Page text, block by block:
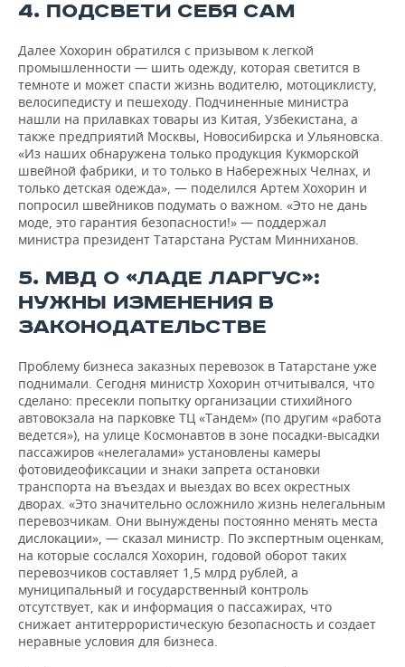
4. ПОДСВЕТИ СЕБЯ САМ
Далее Хохорин обратился с призывом к легкой
промышленности — шить одежду, которая светится в
темноте и может спасти жизнь водителю, мотоциклисту,
велосипедисту и пешеходу. Подчиненные министра
нашли на прилавках товары из Китая, Узбекистана, а
также предприятий Москвы, Новосибирска и Ульяновска.
«Из наших обнаружена только продукция Кукморской
швейной фабрики, и то только в Набережных Челнах, и
только детская одежда», — поделился Артем Хохорин и
попросил швейников подумать о важном. «Это не дань
моде, это гарантия безопасности!» — поддержал
министра президент Татарстана Рустам Минниханов.
5. МВД О «ЛАДЕ ЛАРГУС»:
НУЖНЫ ИЗМЕНЕНИЯ В
ЗАКОНОДАТЕЛЬСТВЕ
Проблему бизнеса заказных перевозок в Татарстане уже
поднимали. Сегодня министр Хохорин отчитывался, что
сделано: пресекли попытку организации стихийного
автовокзала на парковке ТЦ «Тандем» (по другим «работа
ведется»), на улице Космонавтов в зоне посадки-высадки
пассажиров «нелегалами» установлены камеры
фотовидеофиксации и знаки запрета остановки
транспорта на въездах и выездах во всех окрестных
дворах. «Это значительно осложнило жизнь нелегальным
перевозчикам. Они вынуждены постоянно менять места
дислокации», — сказал министр. По экспертным оценкам,
на которые сослался Хохорин, годовой оборот таких
перевозчиков составляет 1,5 млрд рублей, а
муниципальный и государственный контроль
отсутствует, как и информация о пассажирах, что
снижает антитеррористическую безопасность и создает
неравные условия для бизнеса.